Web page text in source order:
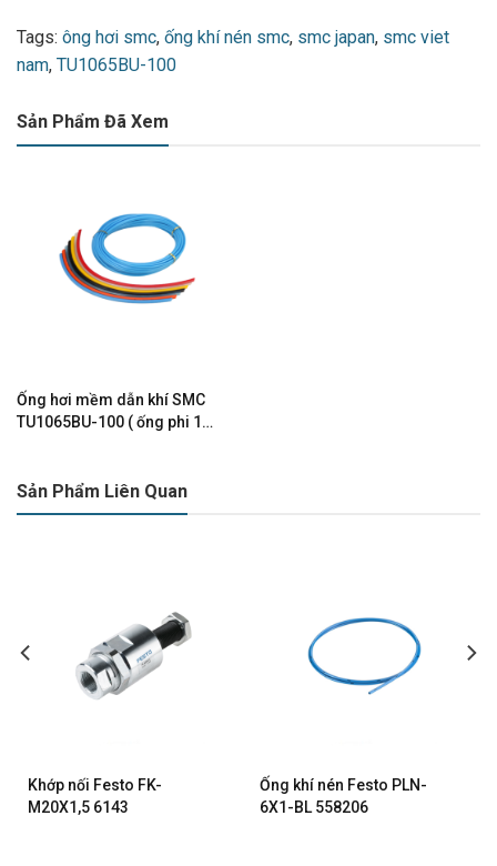
Tags: ông hơi smc, ống khí nén smc, smc japan, smc viet
nam, TU1065BU-100
Sản Phẩm Đã Xem
Ống hơi mềm dẫn khí SMC
TU1065BU-100 ( ống phi 10,
Sản Phẩm Liên Quan
Khớp nối Festo FK-
M20X1,5 6143
Ống khí nén Festo PLN-
6X1-BL 558206